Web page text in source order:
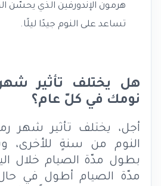
هرمون الإندورفين الذي يحسّن
تساعد على النوم جيدًا ليلًا.
هل يختلف تأثير
نومك في كلّ عام؟
أجل، يختلف تأثير شهر
النوم من سنةٍ للأخرى،
بطول مدّة الصيام خلال
مدّة الصيام أطول في